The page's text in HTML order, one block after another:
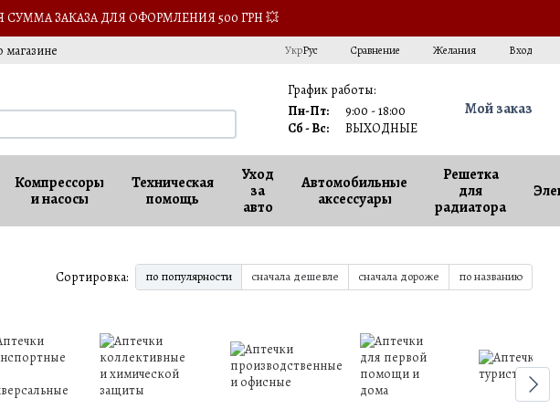
СУММА ЗАКАЗА ДЛЯ ОФОРМЛЕНИЯ 500 ГРН 💥
УкрРус Сравнение Желания Вход
График работы:
Пн-Пт:
9:00 - 18:00
Сб - Вс:
ВЫХОДНЫЕ
Мой заказ
Компрессоры
и насосы
Техническая
помощь
Уход
за
авто
Автомобильные
аксессуары
Решетка
для
радиатора
Сортировка: по популярности сначала дешевле сначала дороже по названию